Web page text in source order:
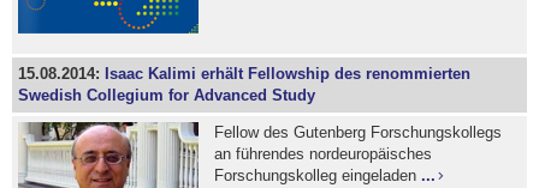
15.08.2014: Isaac Kalimi erhält Fellowship des renommierten
Swedish Collegium for Advanced Study
Fellow des Gutenberg Forschungskollegs
an führendes nordeuropäisches
Forschungskolleg eingeladen ...